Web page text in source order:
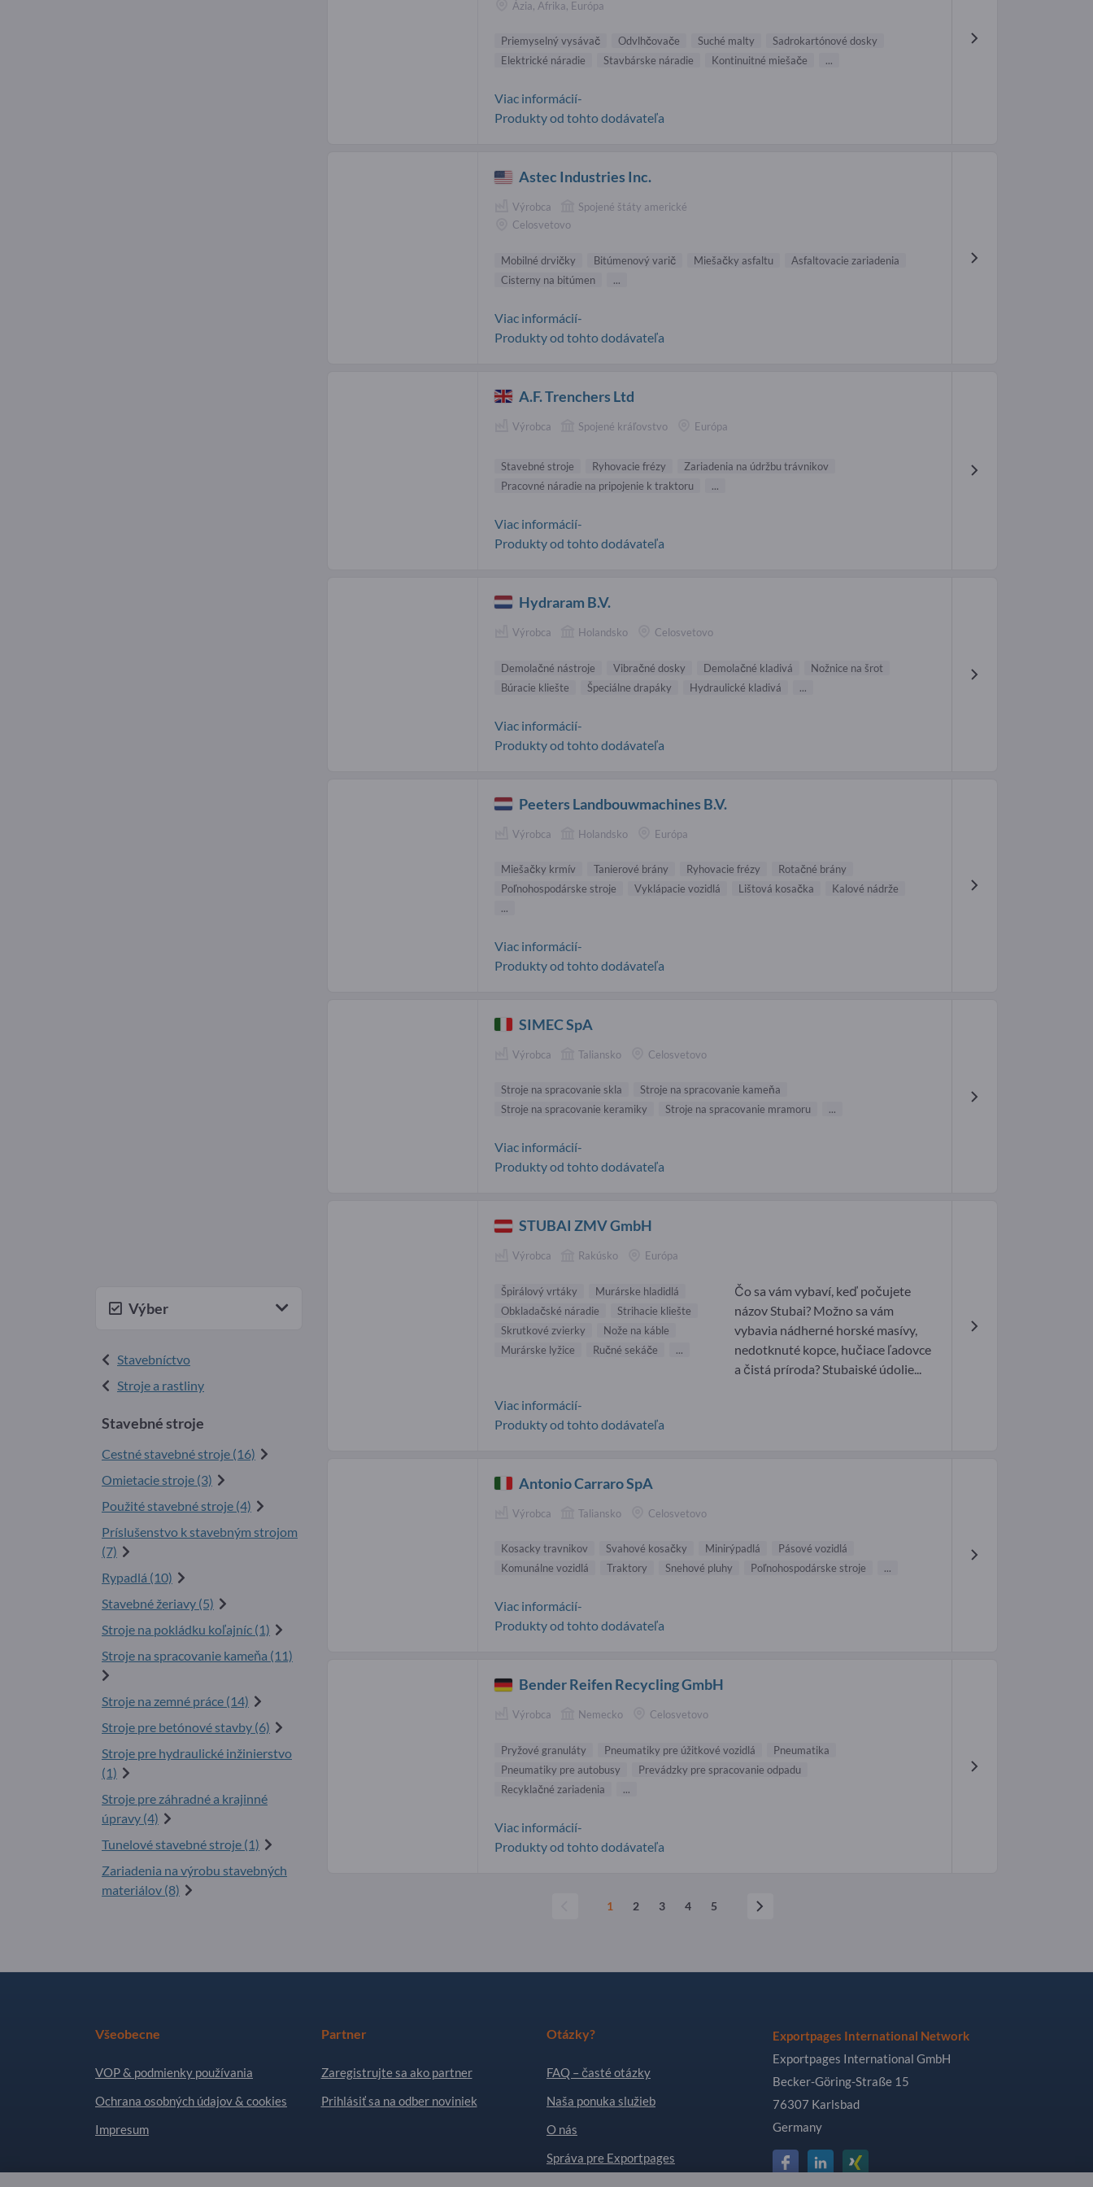
Výber
Stavebníctvo
Stroje a rastliny
Stavebné stroje
Cestné stavebné stroje (16)
Omietacie stroje (3)
Použité stavebné stroje (4)
Príslušenstvo k stavebným strojom
(7)
Rypadlá (10)
Stavebné žeriavy (5)
Stroje na pokládku koľajníc (1)
Stroje na spracovanie kameňa (11)
Stroje na zemné práce (14)
Stroje pre betónové stavby (6)
Stroje pre hydraulické inžinierstvo
(1)
Stroje pre záhradné a krajinné
úpravy (4)
Tunelové stavebné stroje (1)
Zariadenia na výrobu stavebných
materiálov (8)
Ázia, Afrika, Európa
Priemyselný vysávač Odvlhčovače Suché malty
Sadrokartónové dosky
Elektrické náradie
Stavbárske náradie Kontinuitné miešače ...
Viac informácií-
Produkty od tohto dodávateľa
Astec Industries Inc.
Výrobca
Spojené štáty americké
Celosvetovo
Mobilné drvičky Bitúmenový varič Miešačky asfaltu
Asfaltovacie zariadenia
Cisterny na bitúmen
...
Viac informácií-
Produkty od tohto dodávateľa
A.F. Trenchers Ltd
Výrobca Spojené kráľovstvo Európa
Stavebné stroje Ryhovacie frézy
Zariadenia na údržbu trávnikov
Pracovné náradie na pripojenie k traktoru
...
Viac informácií-
Produkty od tohto dodávateľa
Hydraram B.V.
Výrobca Holandsko Celosvetovo
Demolačné nástroje Vibračné dosky Demolačné kladivá
Nožnice na šrot
Búracie kliešte
Špeciálne drapáky Hydraulické kladivá ...
Viac informácií-
Produkty od tohto dodávateľa
Peeters Landbouwmachines B.V.
Výrobca Holandsko Európa
Miešačky krmív Tanierové brány Ryhovacie frézy
Rotačné brány
Poľnohospodárske stroje
Vyklápacie vozidlá Lištová kosačka
Kalové nádrže
...
Viac informácií-
Produkty od tohto dodávateľa
SIMEC SpA
Výrobca Taliansko Celosvetovo
Stroje na spracovanie skla
Stroje na spracovanie kameňa
Stroje na spracovanie keramiky
Stroje na spracovanie mramoru ...
Viac informácií-
Produkty od tohto dodávateľa
STUBAI ZMV GmbH
Výrobca Rakúsko Európa
Špirálový vrtáky
Murárske hladidlá
Obkladačské náradie
Strihacie kliešte
Skrutkové zvierky
Nože na káble
Murárske lyžice
Ručné sekáče ...
Čo sa vám vybaví, keď počujete
názov Stubai? Možno sa vám
vybavia nádherné horské masívy,
nedotknuté kopce, hučiace ľadovce
a čistá príroda? Stubaiské údolie...
Viac informácií-
Produkty od tohto dodávateľa
Antonio Carraro SpA
Výrobca Taliansko Celosvetovo
Kosacky travnikov Svahové kosačky Minirýpadlá
Pásové vozidlá
Komunálne vozidlá
Traktory Snehové pluhy Poľnohospodárske stroje ...
Viac informácií-
Produkty od tohto dodávateľa
Bender Reifen Recycling GmbH
Výrobca Nemecko Celosvetovo
Pryžové granuláty Pneumatiky pre úžitkové vozidlá
Pneumatika
Pneumatiky pre autobusy
Prevádzky pre spracovanie odpadu
Recyklačné zariadenia
...
Viac informácií-
Produkty od tohto dodávateľa
1 2 3 4 5
Všeobecne
VOP & podmienky používania
Ochrana osobných údajov & cookies
Impresum
Partner
Zaregistrujte sa ako partner
Prihlásiť sa na odber noviniek
Otázky?
FAQ – časté otázky
Naša ponuka služieb
O nás
Správa pre Exportpages
Exportpages International Network
Exportpages International GmbH
Becker-Göring-Straße 15
76307 Karlsbad
Germany